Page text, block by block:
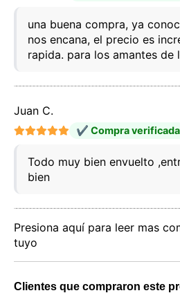
una buena compra, ya
nos encana, el precio es
rapida. para los amantes de
Juan C.
✔ Compra verificada
Todo muy bien envuelto
bien
Presiona aquí para leer mas
tuyo
Clientes que compraron este
Nuestro sitio web utiliza
almacenar y escribir
en su dispositivo. La
cuenta de usuario, que pueden
y detalles de la sesión) e
Utilizamos esta información
ejemplo, para acceder a su
recordar las elecciones del
sitio web y, por último, con fines
Puede rechazar todo
Puede personalizar su
cookies que nos permite